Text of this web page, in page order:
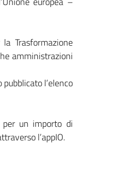
Trasformazione
amministrazioni
l’elenco
un importo di
l’appIO.